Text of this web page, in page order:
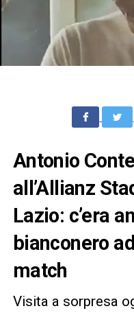
Antonio
all’Allianz
Lazio: c’era
bianconero
match
Visita a sorpresa